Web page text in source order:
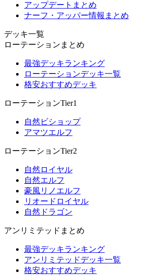
アップデートまとめ
ナーフ・アッパー情報まとめ
デッキ一覧
ローテーションまとめ
最強デッキランキング
ローテーションデッキ一覧
格安おすすめデッキ
ローテーションTier1
自然ビショップ
アマツエルフ
ローテーションTier2
自然ロイヤル
自然エルフ
豪風リノエルフ
リオードロイヤル
自然ドラゴン
アンリミテッドまとめ
最強デッキランキング
アンリミテッドデッキ一覧
格安おすすめデッキ